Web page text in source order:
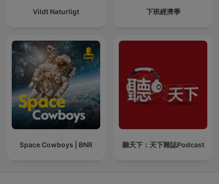
Vildt Naturligt 下班經濟學
Space Cowboys | BNR 聽天下：天下雜誌Podcast